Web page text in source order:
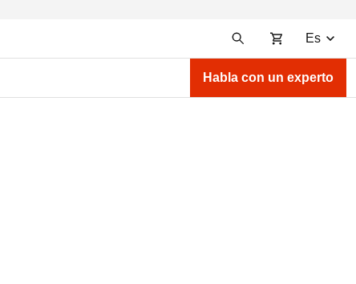
Es
Habla con un experto